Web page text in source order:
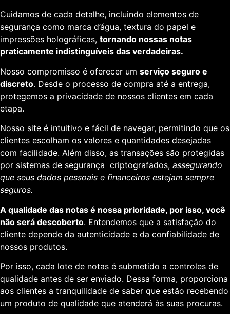
Cuidamos de cada detalhe, incluindo elementos de
segurança como marca d’água, textura do papel e
impressões holográficas, tornando nossas notas
praticamente indistinguíveis das verdadeiras.
Nosso compromisso é oferecer um serviço seguro e
discreto. Desde o processo de compra até a entrega,
protegemos a privacidade de nossos clientes em cada
etapa.
Nosso site é intuitivo e fácil de navegar, permitindo que os
clientes escolham os valores e quantidades desejadas
com facilidade. Além disso, as transações são protegidas
por sistemas de segurança criptografados, assegurando
que seus dados pessoais e financeiros estejam sempre
seguros.
A qualidade das notas é nossa prioridade, por isso, você
não será descoberto. Entendemos que a satisfação do
cliente depende da autenticidade e da confiabilidade de
nossos produtos.
Por isso, cada lote de notas é submetido a controles de
qualidade antes de ser enviado. Dessa forma, proporciona
aos clientes a tranquilidade de saber que estão recebendo
um produto de qualidade que atenderá às suas procuras.